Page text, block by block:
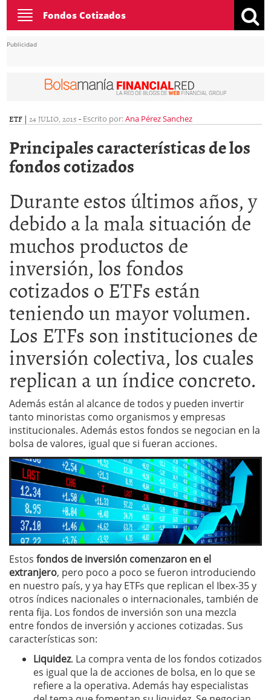
Toggle
navigation
Fondos Cotizados
Publicidad
ETF | 24 JULIO, 2015 - Escrito por:Ana Pérez Sanchez
Principales características de los
fondos cotizados
Durante estos últimos años, y
debido a la mala situación de
muchos productos de
inversión, los fondos
cotizados o ETFs están
teniendo un mayor volumen.
Los ETFs son instituciones de
inversión colectiva, los cuales
replican a un índice concreto.
Además están al alcance de todos y pueden invertir
tanto minoristas como organismos y empresas
institucionales. Además estos fondos se negocian en la
bolsa de valores, igual que si fueran acciones.
Estos fondos de inversión comenzaron en el
extranjero, pero poco a poco se fueron introduciendo
en nuestro país, y ya hay ETFs que replican el Ibex-35 y
otros índices nacionales o internacionales, también de
renta fija. Los fondos de inversión son una mezcla
entre fondos de inversión y acciones cotizadas. Sus
características son:
Liquidez. La compra venta de los fondos cotizados
es igual que la de acciones de bolsa, en lo que se
refiere a la operativa. Además hay especialistas